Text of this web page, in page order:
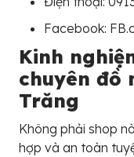
Facebook:
Kinh
chuyên đồ
Trăng
Không phải shop
hợp và an toàn